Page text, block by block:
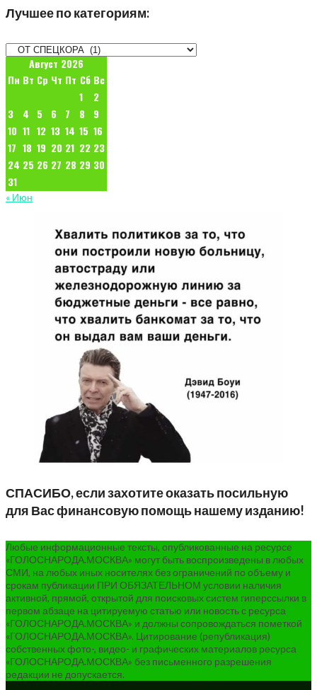
Лучшее по категориям:
Лучшее
категориям:
Август 2026
Пн Вт Ср Чт Пт Сб Вс
1
2
3
4 5 6 7 8
9
10 11 12 13 14 15 16
17 18 19 20 21 22 23
24 25 26 27 28 29 30
31
« Июн
СПАСИБО, если захотите оказать посильную
для Вас финансовую помощь нашему изданию!
Любые информационные тексты, опубликованные на ресурсе
«ГОЛОСНАРОДА.МОСКВА» могут быть воспроизведены в любых
СМИ, на любых иных носителях без ограничений по объему и
срокам публикации ПРИ ОБЯЗАТЕЛЬНОМ условии наличия
активной, прямой, открытой для поисковых систем гиперссылки в
первом абзаце на цитируемую статью или новость с ресурса
«ГОЛОСНАРОДА.МОСКВА» и должны сопровождаться пометкой
«ГОЛОСНАРОДА.МОСКВА». Цитирование (републикация)
собственных фото-, видео- и графических материалов ресурса
«ГОЛОСНАРОДА.МОСКВА» без письменного разрешения
редакции не допускается.